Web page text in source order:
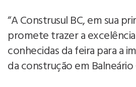
“A Construsul BC, em sua
promete trazer a
conhecidas da feira para a
da construção em Balneário